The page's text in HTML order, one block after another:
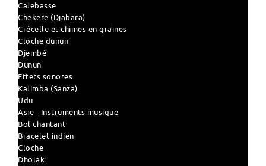
Calebasse
Chekere (Djabara)
Crécelle et chimes en graines
Cloche dunun
Djembé
Dunun
Effets sonores
Kalimba (Sanza)
Udu
Asie - Instruments musique
Bol chantant
Bracelet indien
Cloche
Dholak